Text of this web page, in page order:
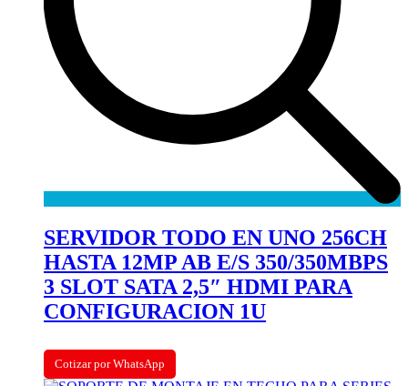
SERVIDOR TODO EN UNO 256CH
HASTA 12MP AB E/S 350/350MBPS
3 SLOT SATA 2,5″ HDMI PARA
CONFIGURACION 1U
Cotizar por WhatsApp